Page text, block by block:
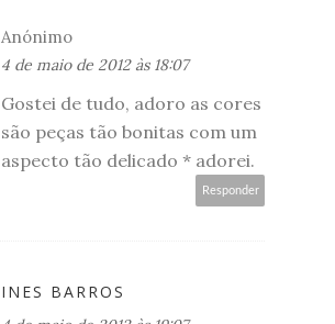
Anónimo
4 de maio de 2012 às 18:07
Gostei de tudo, adoro as cores
são peças tão bonitas com um
aspecto tão delicado * adorei.
Responder
INES BARROS